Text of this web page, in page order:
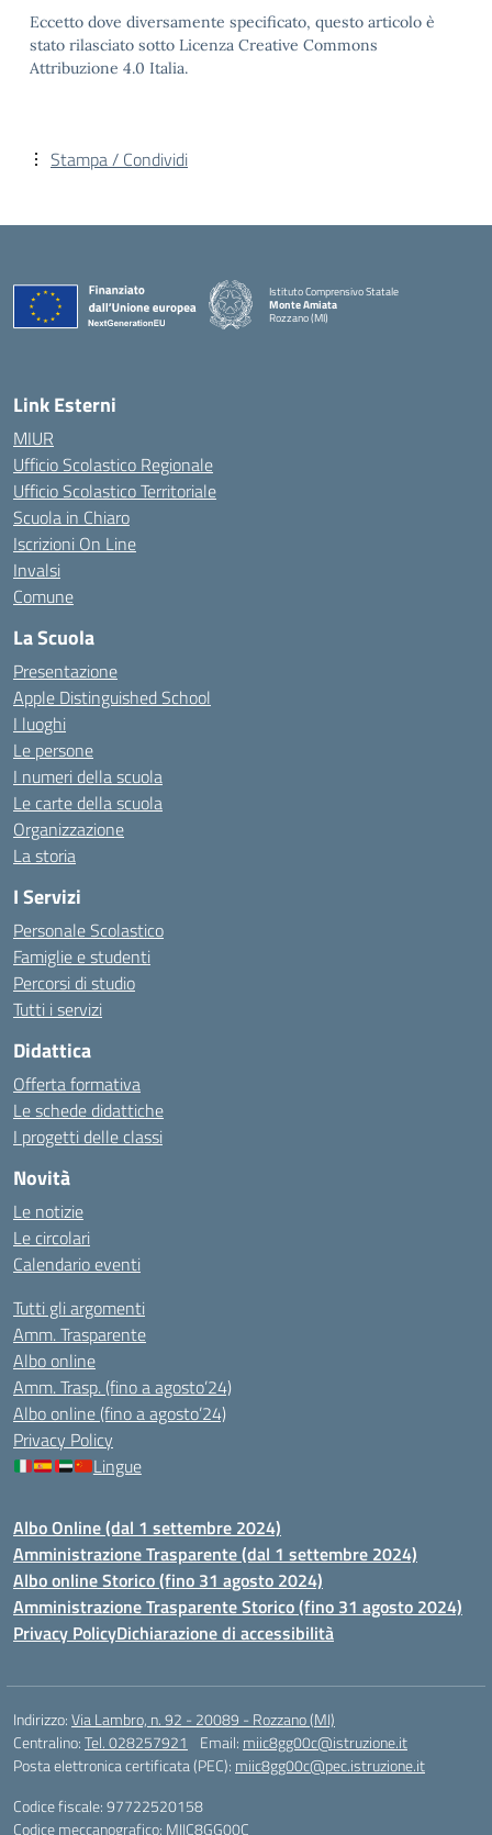
Eccetto dove diversamente specificato, questo articolo è
stato rilasciato sotto Licenza Creative Commons
Attribuzione 4.0 Italia.
Stampa / Condividi
Istituto Comprensivo Statale
Monte Amiata
Rozzano (MI)
Link Esterni
MIUR
Ufficio Scolastico Regionale
Ufficio Scolastico Territoriale
Scuola in Chiaro
Iscrizioni On Line
Invalsi
Comune
La Scuola
Presentazione
Apple Distinguished School
I luoghi
Le persone
I numeri della scuola
Le carte della scuola
Organizzazione
La storia
I Servizi
Personale Scolastico
Famiglie e studenti
Percorsi di studio
Tutti i servizi
Didattica
Offerta formativa
Le schede didattiche
I progetti delle classi
Novità
Le notizie
Le circolari
Calendario eventi
Tutti gli argomenti
Amm. Trasparente
Albo online
Amm. Trasp. (fino a agosto’24)
Albo online (fino a agosto’24)
Privacy Policy
Lingue
Albo Online (dal 1 settembre 2024)
Amministrazione Trasparente (dal 1 settembre 2024)
Albo online Storico (fino 31 agosto 2024)
Amministrazione Trasparente Storico (fino 31 agosto 2024)
Privacy PolicyDichiarazione di accessibilità
Indirizzo:Via Lambro, n. 92 - 20089 - Rozzano (MI)
Centralino:Tel. 028257921 Email: miic8gg00c@istruzione.it
Posta elettronica certificata (PEC): miic8gg00c@pec.istruzione.it
Codice fiscale: 97722520158
Codice meccanografico: MIIC8GG00C